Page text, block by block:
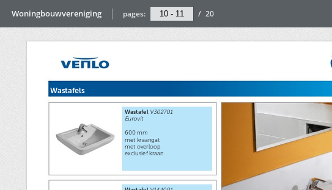
Woningbouwvereniging pages: / 20